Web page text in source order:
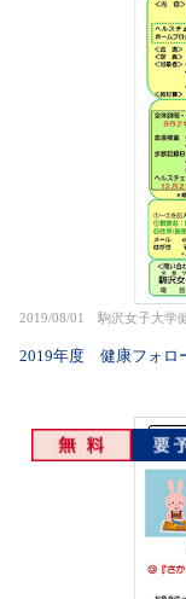
2019/08/01 駒沢女子大学
2019年度 健康フォロ